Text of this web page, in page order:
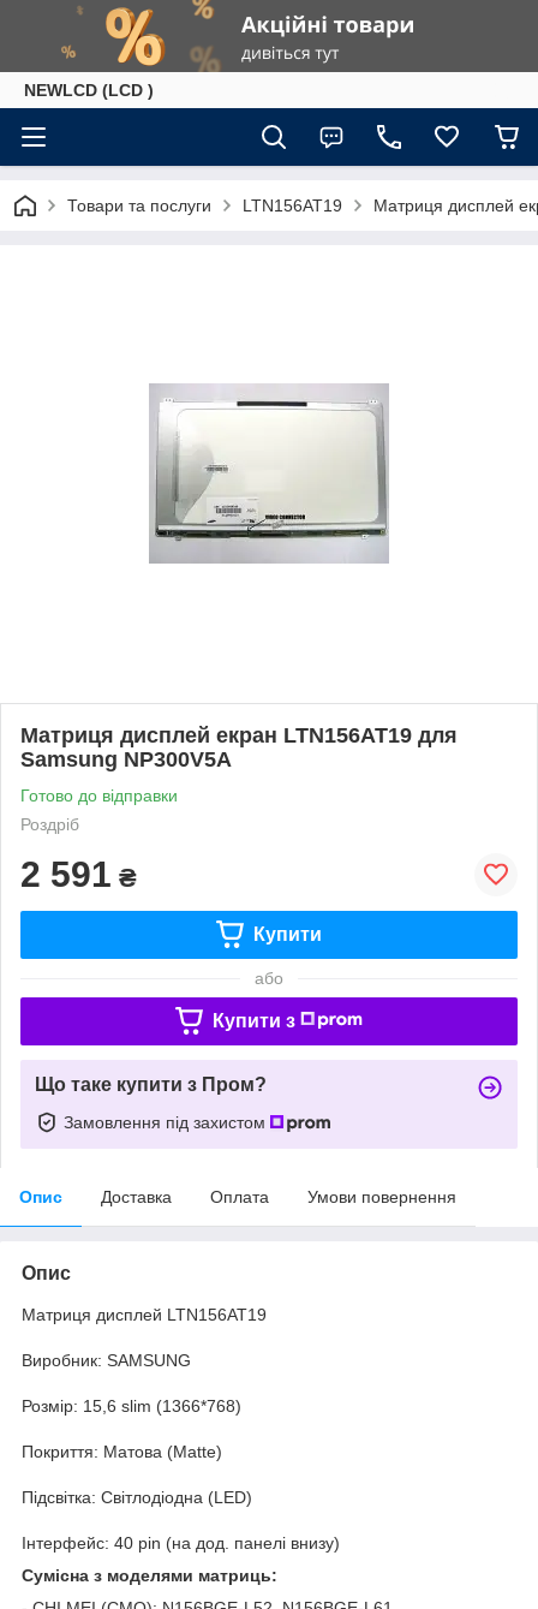
NEWLCD (LCD )
Товари та послуги LTN156AT19 Матриця дисплей
Матриця дисплей екран LTN156AT19 для
Samsung NP300V5A
Готово до відправки
Роздріб
2 591 ₴
Купити
або
Купити з
Що таке купити з Пром?
Замовлення під захистом
Опис Доставка Оплата Умови повернення
Опис
Матриця дисплей LTN156AT19
Виробник: SAMSUNG
Розмір: 15,6 slim (1366*768)
Покриття: Матова (Matte)
Підсвітка: Світлодіодна (LED)
Інтерфейс: 40 pin (на дод. панелі внизу)
Сумісна з моделями матриць: